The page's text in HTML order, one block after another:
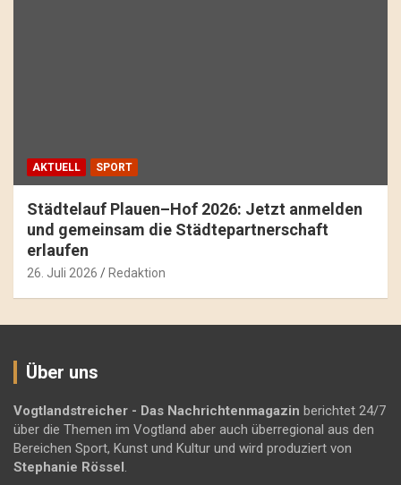
AKTUELL SPORT
Städtelauf Plauen–Hof 2026: Jetzt anmelden
und gemeinsam die Städtepartnerschaft
erlaufen
26. Juli 2026 Redaktion
Über uns
Vogtlandstreicher - Das Nachrichtenmagazin berichtet 24/7
über die Themen im Vogtland aber auch überregional aus den
Bereichen Sport, Kunst und Kultur und wird produziert von
Stephanie Rössel.